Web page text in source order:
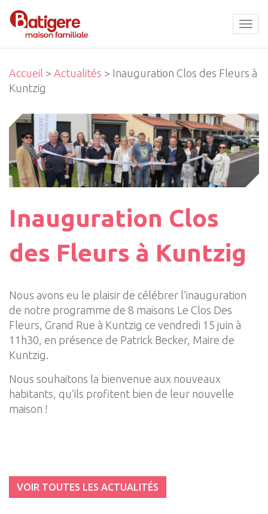
Accueil > Actualités > Inauguration Clos des Fleurs à
Kuntzig
Inauguration Clos
des Fleurs à Kuntzig
Nous avons eu le plaisir de célébrer l’inauguration
de notre programme de 8 maisons Le Clos Des
Fleurs, Grand Rue à Kuntzig ce vendredi 15 juin à
11h30, en présence de Patrick Becker, Maire de
Kuntzig.
Nous souhaitons la bienvenue aux nouveaux
habitants, qu’ils profitent bien de leur nouvelle
maison !
VOIR TOUTES LES ACTUALITÉS